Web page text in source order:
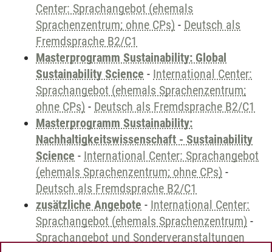
Center: Sprachangebot (ehemals
Sprachenzentrum; ohne CPs) - Deutsch als
Fremdsprache B2/C1
Masterprogramm Sustainability: Global
Sustainability Science - International Center:
Sprachangebot (ehemals Sprachenzentrum;
ohne CPs) - Deutsch als Fremdsprache B2/C1
Masterprogramm Sustainability:
Nachhaltigkeitswissenschaft - Sustainability
Science - International Center: Sprachangebot
(ehemals Sprachenzentrum; ohne CPs) -
Deutsch als Fremdsprache B2/C1
zusätzliche Angebote - International Center:
Sprachangebot (ehemals Sprachenzentrum) -
Sprachangebot und Sonderveranstaltungen